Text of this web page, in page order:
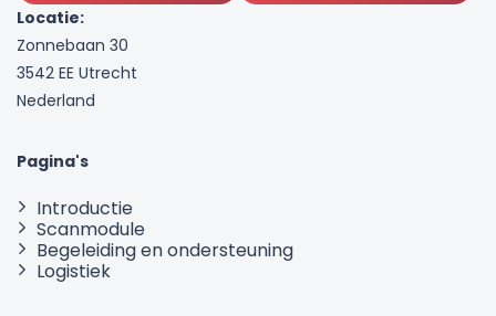
Locatie:
Zonnebaan 30
3542 EE Utrecht
Nederland
Pagina's
Introductie
Scanmodule
Begeleiding en ondersteuning
Logistiek